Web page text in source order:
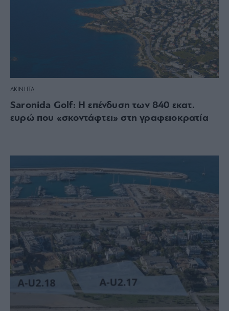
ΑΚΙΝΗΤΑ
Saronida Golf: Η επένδυση των 840 εκατ.
ευρώ που «σκοντάφτει» στη γραφειοκρατία